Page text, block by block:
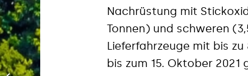
Nachrüstung mit
Tonnen) und schweren
Lieferfahrzeuge mit bis
bis zum 15. Oktober
Fördermittelupdate:
Wasserstoff und E-